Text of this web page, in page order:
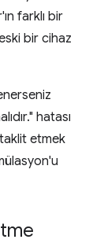
farklı bir
bir cihaz
hatası
taklit etmek